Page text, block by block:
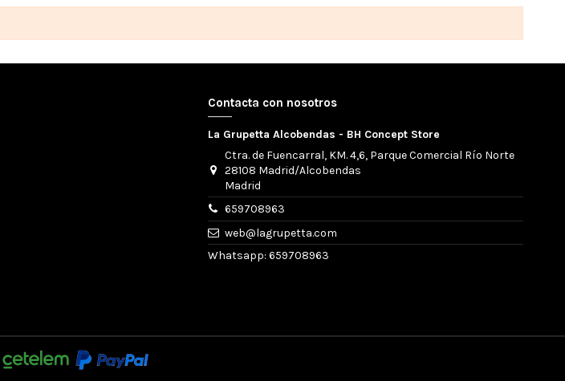
Contacta con nosotros
La Grupetta Alcobendas - BH Concept Store
Ctra. de Fuencarral, KM. 4,6, Parque Comercial Río Norte
28108 Madrid/Alcobendas
Madrid
659708963
web@lagrupetta.com
Whatsapp: 659708963